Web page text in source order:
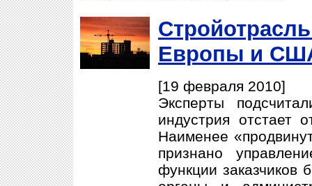
Европы и
[19 февраля 2010]
Эксперты
индустрия отстает
Наименее
признано
функции заказчиков